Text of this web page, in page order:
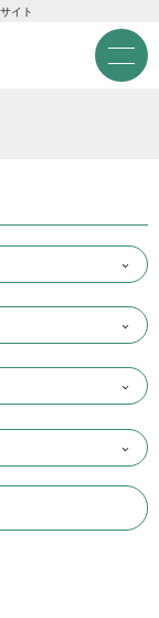
M
e
n
団法
イト